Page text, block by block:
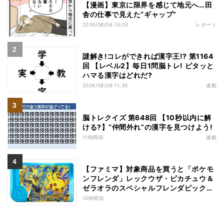
【漫画】東京に限界を感じて地元へ…田
舎の仕事で見えた“ギャップ”
2026/08/06 16:03 レポート
謎解き!コレができれば漢字王!? 第1164
回 【レベル2】毎日1問脳トレ! ピタッと
ハマる漢字はどれだ?
2026/08/06 11:30 連載
脳トレクイズ 第648回 【10秒以内に解
ける?】“仲間外れ”の漢字を見つけよう!
11時間前 連載
【ファミマ】対象商品を買うと「ポケモ
ンフレンダ」レックウザ・ピカチュウ＆
ゼラオラのスペシャルフレンダピックが
もらえるキャンペーン
10時間前